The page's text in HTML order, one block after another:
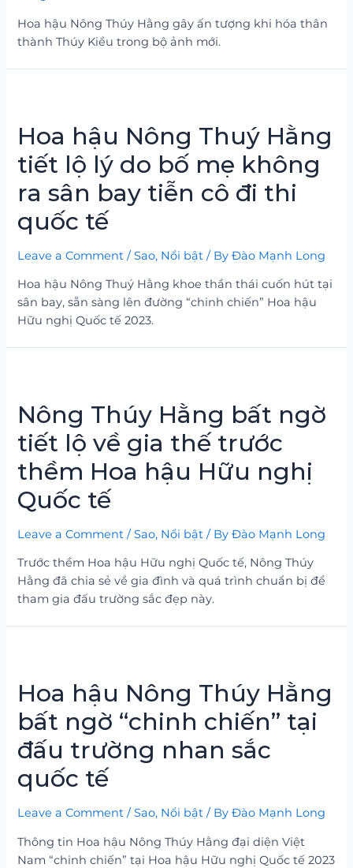
Hoa hậu Nông Thúy Hằng gây ấn tượng khi hóa thân
thành Thúy Kiều trong bộ ảnh mới.
Hoa hậu Nông Thuý Hằng
tiết lộ lý do bố mẹ không
ra sân bay tiễn cô đi thi
quốc tế
Leave a Comment /Sao, Nổi bật / ByĐào Mạnh Long
Hoa hậu Nông Thuý Hằng khoe thần thái cuốn hút tại
sân bay, sẵn sàng lên đường “chinh chiến” Hoa hậu
Hữu nghị Quốc tế 2023.
Nông Thúy Hằng bất ngờ
tiết lộ về gia thế trước
thềm Hoa hậu Hữu nghị
Quốc tế
Leave a Comment /Sao, Nổi bật / ByĐào Mạnh Long
Trước thềm Hoa hậu Hữu nghị Quốc tế, Nông Thúy
Hằng đã chia sẻ về gia đình và quá trình chuẩn bị để
tham gia đấu trường sắc đẹp này.
Hoa hậu Nông Thúy Hằng
bất ngờ “chinh chiến” tại
đấu trường nhan sắc
quốc tế
Leave a Comment /Sao, Nổi bật / ByĐào Mạnh Long
Thông tin Hoa hậu Nông Thúy Hằng đại diện Việt
Nam “chinh chiến” tại Hoa hậu Hữu nghị Quốc tế 2023